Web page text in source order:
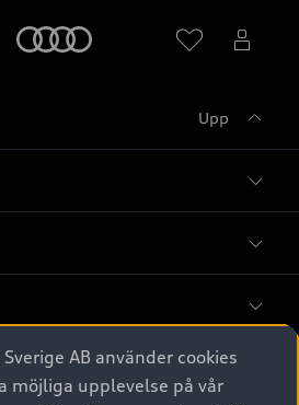
Upp
AB använder cookies
möjliga upplevelse på vår